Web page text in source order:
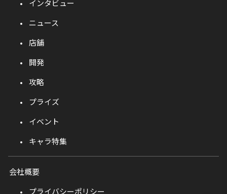
インタビュー
ニュース
店舗
開発
攻略
プライズ
イベント
キャラ特集
会社概要
プライバシーポリシー